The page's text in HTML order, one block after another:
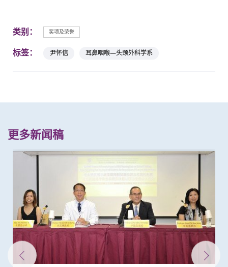
类别： 奖项及荣誉
标签： 尹怀信 耳鼻咽喉—头颈外科学系
更多新闻稿